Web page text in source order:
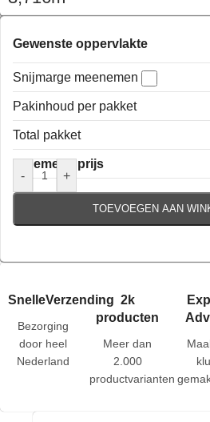
Gewenste oppervlakte
Snijmarge meenemen
Pakinhoud per pakket
Total pakket
Algemene prijs
-
+
TOEVOEGEN AAN
SnelleVerzending
Bezorging
door heel
Nederland
2k
producten
Meer dan
2.000
productvarianten